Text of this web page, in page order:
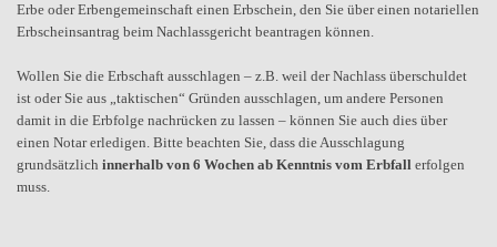
Erbe oder Erbengemeinschaft einen Erbschein, den Sie über einen notariellen
Erbscheinsantrag beim Nachlassgericht beantragen können.
Wollen Sie die Erbschaft ausschlagen – z.B. weil der Nachlass überschuldet
ist oder Sie aus „taktischen“ Gründen ausschlagen, um andere Personen
damit in die Erbfolge nachrücken zu lassen – können Sie auch dies über
einen Notar erledigen. Bitte beachten Sie, dass die Ausschlagung
grundsätzlich innerhalb von 6 Wochen ab Kenntnis vom Erbfall erfolgen
muss.